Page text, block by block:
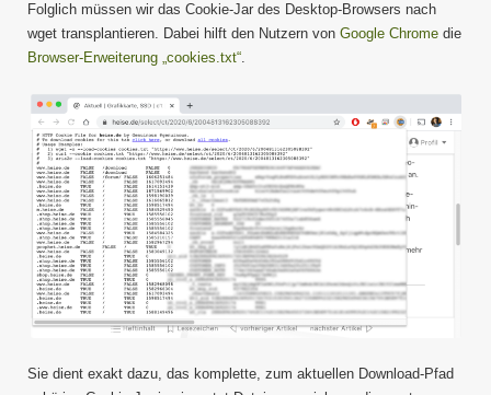
Folglich müssen wir das Cookie-Jar des Desktop-Browsers nach
wget transplantieren. Dabei hilft den Nutzern von Google Chrome die
Browser-Erweiterung „cookies.txt“.
Sie dient exakt dazu, das komplette, zum aktuellen Download-Pfad